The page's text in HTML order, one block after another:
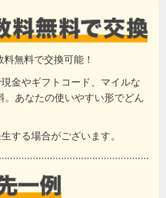
無料で交換可能！
金やギフトコード、マイルな
。あなたの使いやすい形でどん
する場合がございます。